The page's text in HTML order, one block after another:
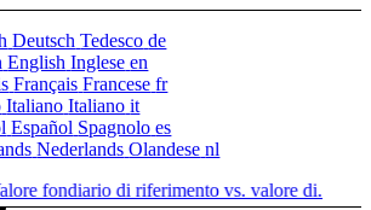
Deutsch Tedesco de
English Inglese en
Français Francese fr
Italiano Italiano it
Español Spagnolo es
Nederlands Olandese nl
di riferimento vs. valore di...Infused